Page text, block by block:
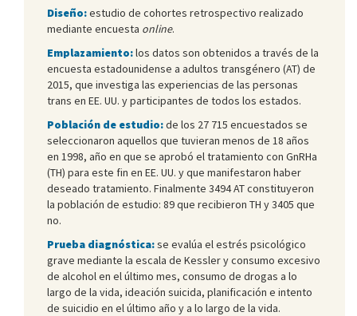
Diseño:estudio de cohortes retrospectivo realizado
mediante encuesta online.
Emplazamiento:los datos son obtenidos a través de la
encuesta estadounidense a adultos transgénero (AT) de
2015, que investiga las experiencias de las personas
trans en EE. UU. y participantes de todos los estados.
Población de estudio:de los 27 715 encuestados se
seleccionaron aquellos que tuvieran menos de 18 años
en 1998, año en que se aprobó el tratamiento con GnRHa
(TH) para este fin en EE. UU. y que manifestaron haber
deseado tratamiento. Finalmente 3494 AT constituyeron
la población de estudio: 89 que recibieron TH y 3405 que
no.
Prueba diagnóstica:se evalúa el estrés psicológico
grave mediante la escala de Kessler y consumo excesivo
de alcohol en el último mes, consumo de drogas a lo
largo de la vida, ideación suicida, planificación e intento
de suicidio en el último año y a lo largo de la vida.